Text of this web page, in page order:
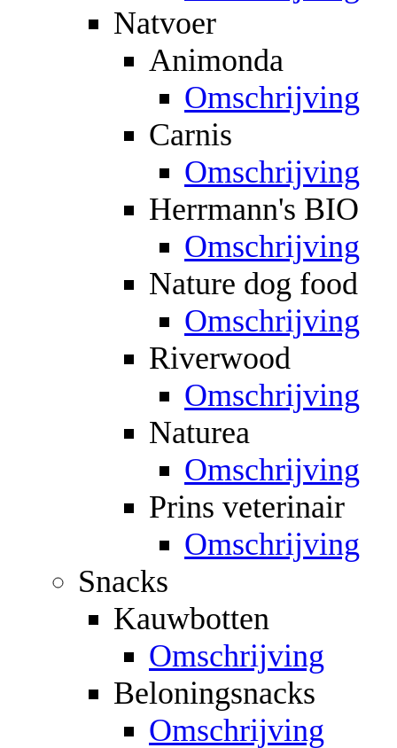
Natvoer
Animonda
Omschrijving
Carnis
Omschrijving
Herrmann's BIO
Omschrijving
Nature dog food
Omschrijving
Riverwood
Omschrijving
Naturea
Omschrijving
Prins veterinair
Omschrijving
Snacks
Kauwbotten
Omschrijving
Beloningsnacks
Omschrijving